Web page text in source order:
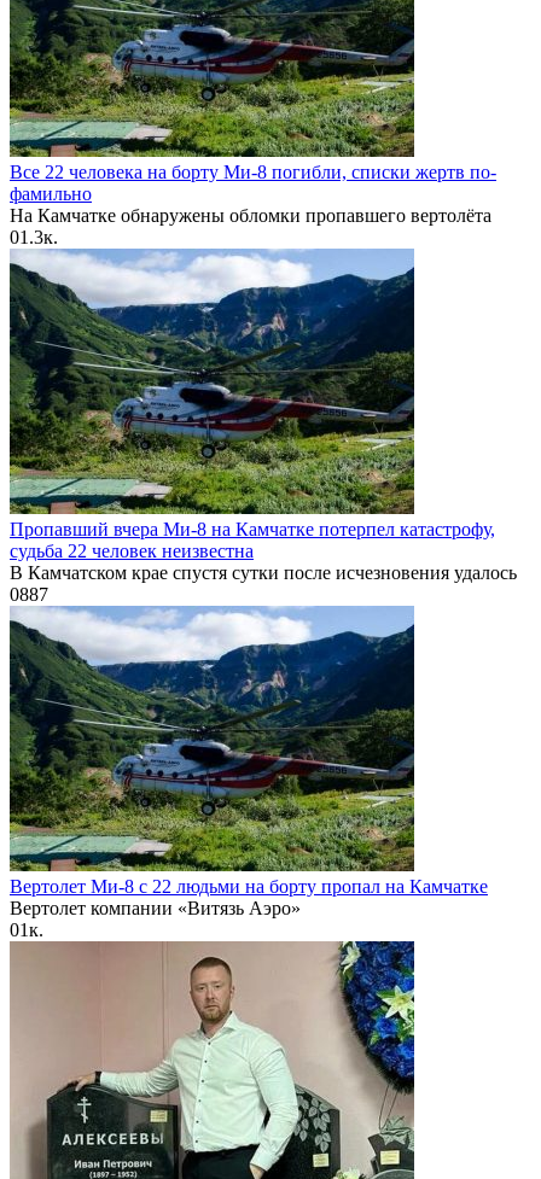
Все 22 человека на борту Ми-8 погибли, списки жертв по-
фамильно
На Камчатке обнаружены обломки пропавшего вертолёта
01.3к.
Пропавший вчера Ми-8 на Камчатке потерпел катастрофу,
судьба 22 человек неизвестна
В Камчатском крае спустя сутки после исчезновения удалось
0887
Вертолет Ми-8 с 22 людьми на борту пропал на Камчатке
Вертолет компании «Витязь Аэро»
01к.